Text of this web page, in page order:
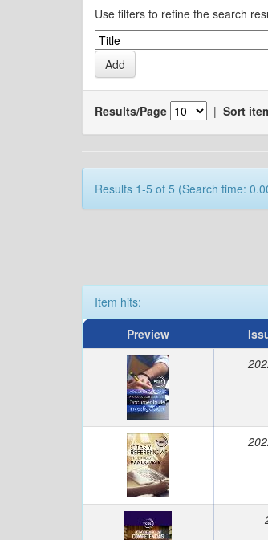
Use filters to refine the search
Results/Page | Sort
Results 1-5 of 5 (Search time:
Item hits:
Preview